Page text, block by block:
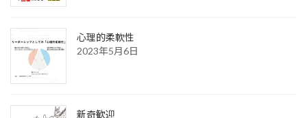
心理的柔軟性
2023年5月6日
新奇歓迎